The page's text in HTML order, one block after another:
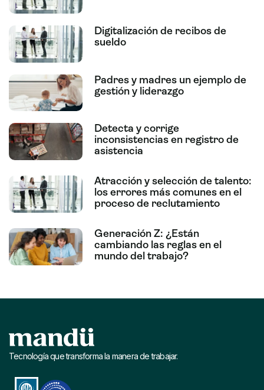
Digitalización de recibos de
sueldo
Padres y madres un ejemplo de
gestión y liderazgo
Detecta y corrige
inconsistencias en registro de
asistencia
Atracción y selección de talento:
los errores más comunes en el
proceso de reclutamiento
Generación Z: ¿Están
cambiando las reglas en el
mundo del trabajo?
Tecnología que transforma la manera de trabajar.